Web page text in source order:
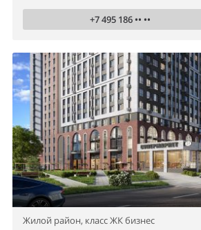
+7 495 186 •• ••
Жилой район, класс ЖК бизнес